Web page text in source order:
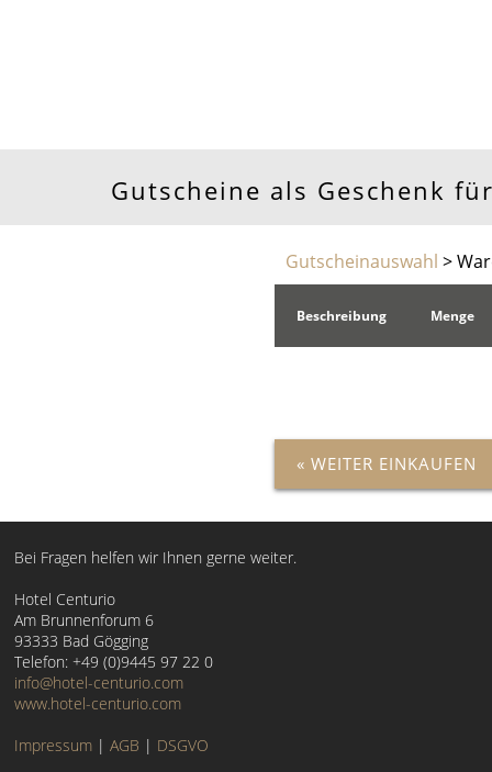
Gutscheine als Geschenk
Gutscheinauswahl >
Beschreibung Menge
« WEITER EINKAUFEN
Bei Fragen helfen wir Ihnen gerne weiter.
Hotel Centurio
Am Brunnenforum 6
93333 Bad Gögging
Telefon: +49 (0)9445 97 22 0
info@hotel-centurio.com
www.hotel-centurio.com
Impressum | AGB | DSGVO